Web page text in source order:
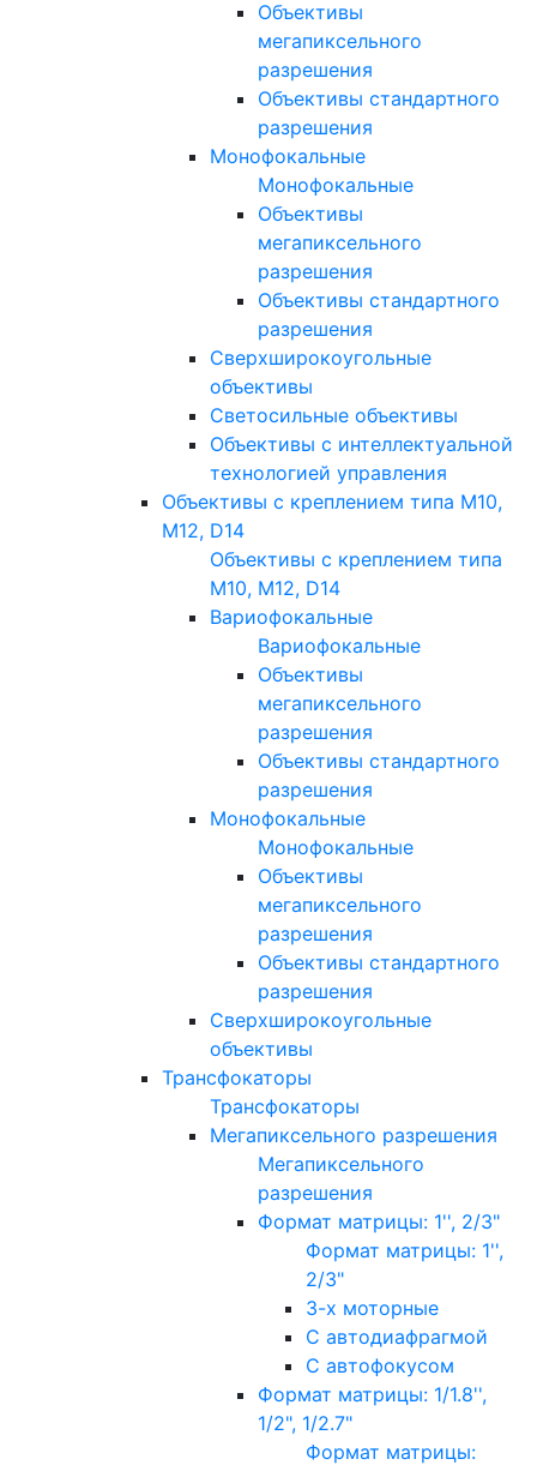
Объективы
мегапиксельного
разрешения
Объективы стандартного
разрешения
Монофокальные
Монофокальные
Объективы
мегапиксельного
разрешения
Объективы стандартного
разрешения
Сверхширокоугольные
объективы
Светосильные объективы
Объективы с интеллектуальной
технологией управления
Объективы с креплением типа M10,
M12, D14
Объективы с креплением типа
M10, M12, D14
Вариофокальные
Вариофокальные
Объективы
мегапиксельного
разрешения
Объективы стандартного
разрешения
Монофокальные
Монофокальные
Объективы
мегапиксельного
разрешения
Объективы стандартного
разрешения
Сверхширокоугольные
объективы
Трансфокаторы
Трансфокаторы
Мегапиксельного разрешения
Мегапиксельного
разрешения
Формат матрицы: 1'', 2/3"
Формат матрицы: 1'',
2/3"
3-х моторные
С автодиафрагмой
С автофокусом
Формат матрицы: 1/1.8'',
1/2", 1/2.7"
Формат матрицы: